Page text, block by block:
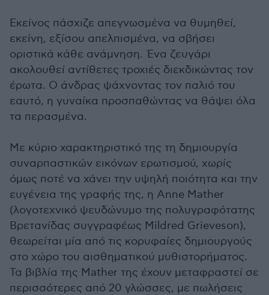
Εκείνος πάσχιζε απεγνωσμένα να θυμηθεί,
εκείνη, εξίσου απελπισμένα, να σβήσει
οριστικά κάθε ανάμνηση. Ένα ζευγάρι
ακολουθεί αντίθετες τροχιές διεκδικώντας τον
έρωτα. Ο άνδρας ψάχνοντας τον παλιό του
εαυτό, η γυναίκα προσπαθώντας να θάψει όλα
τα περασμένα.
Με κύριο χαρακτηριστικό της τη δημιουργία
συναρπαστικών εικόνων ερωτισμού, χωρίς
όμως ποτέ να χάνει την υψηλή ποιότητα και την
ευγένεια της γραφής της, η Anne Mather
(λογοτεχνικό ψευδώνυμο της πολυγραφότατης
Βρετανίδας συγγραφέως Mildred Grieveson),
θεωρείται μία από τις κορυφαίες δημιουργούς
στο χώρο του αισθηματικού μυθιστορήματος.
Τα βιβλία της Mather της έχουν μεταφραστεί σε
περισσότερες από 20 γλώσσες, με πωλήσεις